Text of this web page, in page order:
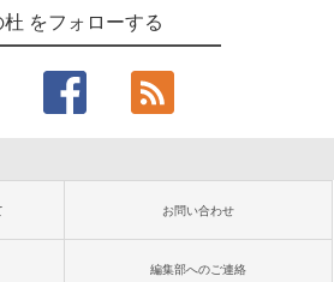
杜 をフォローする
お問い合わせ
編集部へのご連絡